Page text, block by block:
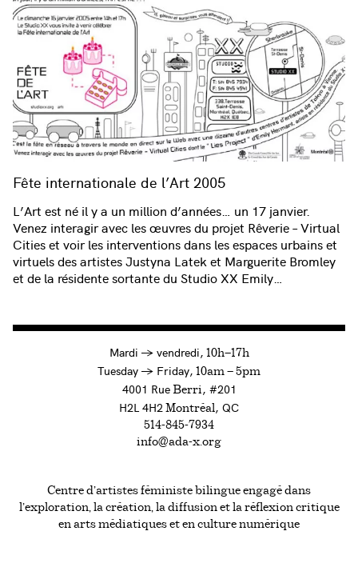
Fête internationale de l’Art 2005
L’Art est né il y a un million d’années… un 17 janvier.
Venez interagir avec les œuvres du projet Rêverie – Virtual
Cities et voir les interventions dans les espaces urbains et
virtuels des artistes Justyna Latek et Marguerite Bromley
et de la résidente sortante du Studio XX Emily…
Mardi →à
vendredi, 10h—17h
Tuesday →toFriday, 10am — 5pm
4001 RueBerri, #201
H2L 4H2 Montréal, QC
514-845-7934
info@ada-x.org
Centre d’artistes féministe bilingue engagé dans
l’exploration, la création, la diffusion et la réflexion critique
en arts médiatiques et en culture numérique